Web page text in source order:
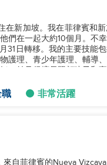
新加坡。我在菲律賓和
們在一起大約10個月。不
31日轉移。我的主要技能
護理、青少年護理、輔導
非常活躍
自菲律賓的Nueva